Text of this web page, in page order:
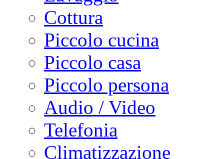
Cottura
Piccolo cucina
Piccolo casa
Piccolo persona
Audio / Video
Telefonia
Climatizzazione